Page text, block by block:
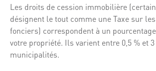
Les droits de cession immobilière
désignent le tout comme une Taxe sur
fonciers) correspondent à un
votre propriété. Ils varient entre 0,5 % et
municipalités.